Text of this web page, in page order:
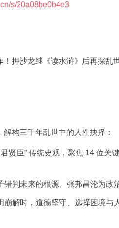
s/20a08be0b4e3
！押沙龙继《读水浒》后再探
构三千年乱世中的人性抉择：
君贤臣” 传统史观，聚焦 14 位
错判未来的根源、张邦昌沦为政
崩解时，道德坚守、选择困境与